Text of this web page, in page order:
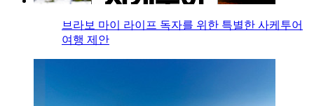
브라보 마이 라이프 독자를 위한 특별한 사케투어
여행 제안